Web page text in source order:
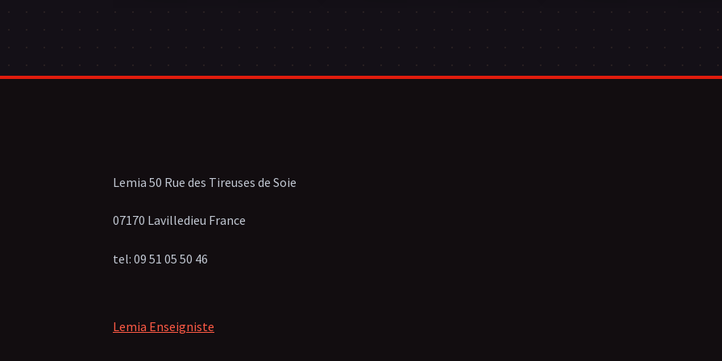
Lemia 50 Rue des Tireuses de Soie
07170 Lavilledieu France
tel: 09 51 05 50 46
Lemia Enseigniste